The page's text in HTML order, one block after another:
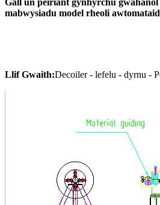
Gall un peiriant gynhyrchu
mabwysiadu model rheoli
Llif Gwaith:Decoiler - lefelu - dyrnu -